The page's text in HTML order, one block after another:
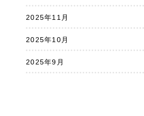
2025年11月
2025年10月
2025年9月